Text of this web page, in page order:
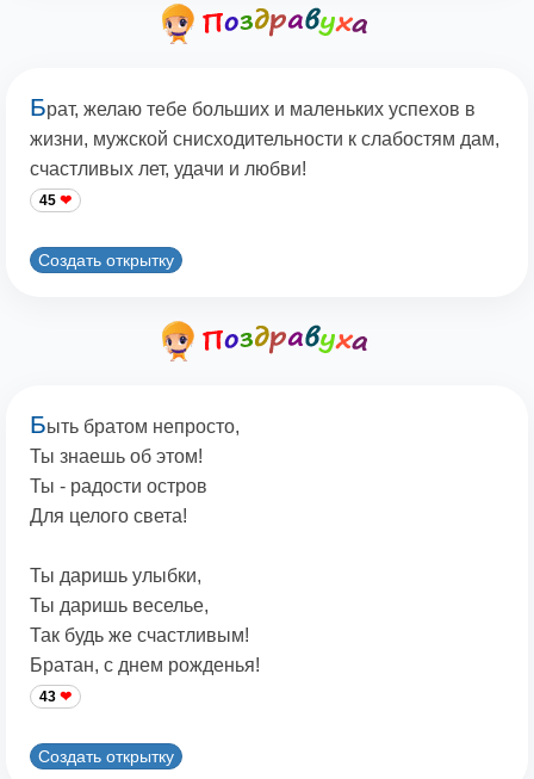
Брат, желаю тебе больших и маленьких успехов в
жизни, мужской снисходительности к слабостям дам,
счастливых лет, удачи и любви!
45
Создать открытку
Быть братом непросто,
Ты знаешь об этом!
Ты - радости остров
Для целого света!
Ты даришь улыбки,
Ты даришь веселье,
Так будь же счастливым!
Братан, с днем рожденья!
43
Создать открытку